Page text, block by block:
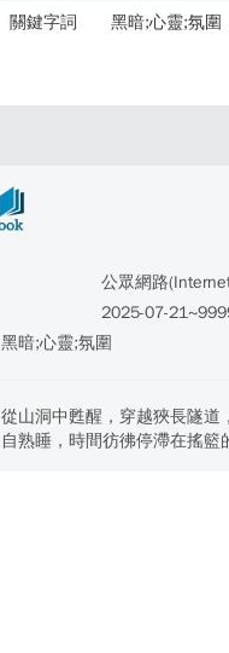
關鍵字詞 黑暗;心靈;氛圍
公眾網路
2025-07-
黑暗;心靈;氛圍
從山洞中甦醒，穿越狹長隧道
自熟睡，時間彷彿停滯在搖